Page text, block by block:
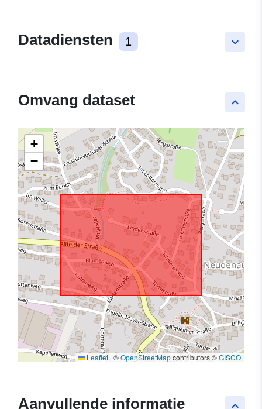
keyboard_arrow_down
Datadiensten 1
keyboard_arrow_up
Omvang dataset
+
−
Leaflet | ©OpenStreetMapcontributors ©GISCO
keyboard_arrow_up
Aanvullende informatie